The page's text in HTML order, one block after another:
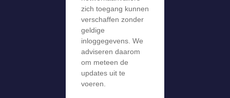
zich toegang kunnen
verschaffen zonder
geldige
inloggegevens. We
adviseren daarom
om meteen de
updates uit te
voeren.